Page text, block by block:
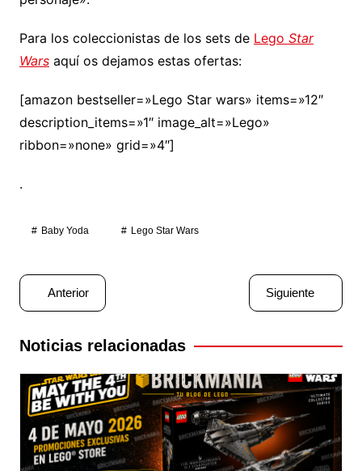
Para los coleccionistas de los sets de Lego Star
Warsaquí os dejamos estas ofertas:
[amazon bestseller=»Lego Star wars» items=»12″
description_items=»1″ image_alt=»Lego»
ribbon=»none» grid=»4″]
.
Baby Yoda Lego Star Wars
Navegación
de
entradas
Anterior Siguiente
Noticias relacionadas